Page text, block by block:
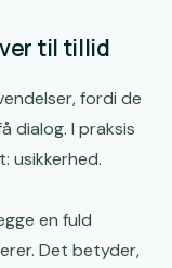
til tillid
fordi de
dialog. I praksis
usikkerhed.
en fuld
Det betyder,